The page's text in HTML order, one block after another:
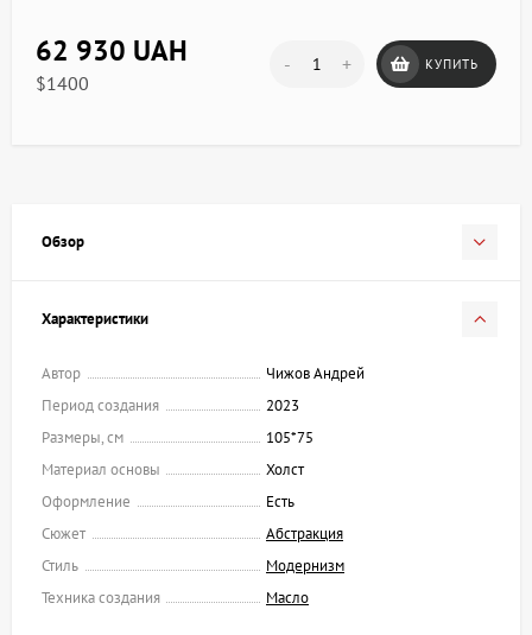
62 930 UAH
$1400
- + КУПИТЬ
Обзор
Характеристики
Автор
Чижов Андрей
Период создания
2023
Размеры, см
105*75
Материал основы
Холст
Оформление
Есть
Сюжет
Абстракция
Стиль
Модернизм
Техника создания
Масло